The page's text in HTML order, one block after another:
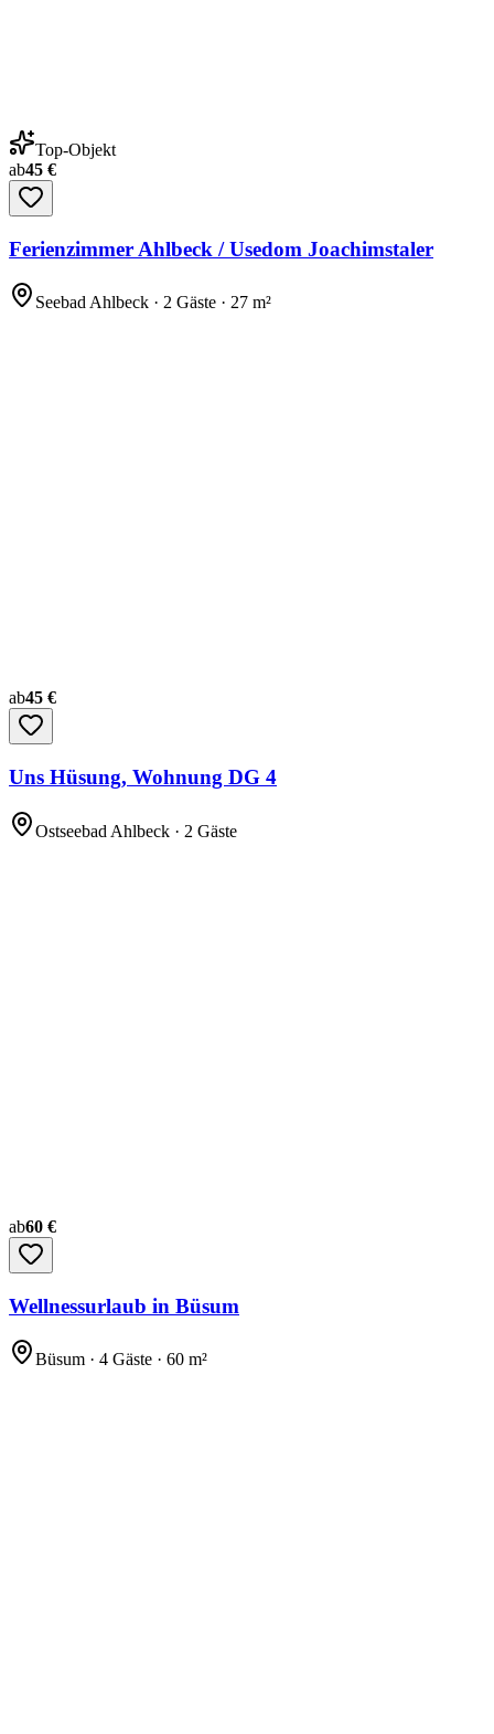
Top-Objekt
ab45 €
Ferienzimmer Ahlbeck / Usedom Joachimstaler
Seebad Ahlbeck · 2 Gäste · 27 m²
ab45 €
Uns Hüsung, Wohnung DG 4
Ostseebad Ahlbeck · 2 Gäste
ab60 €
Wellnessurlaub in Büsum
Büsum · 4 Gäste · 60 m²